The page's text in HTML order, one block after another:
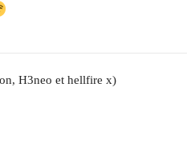
H3neo et hellfire x)